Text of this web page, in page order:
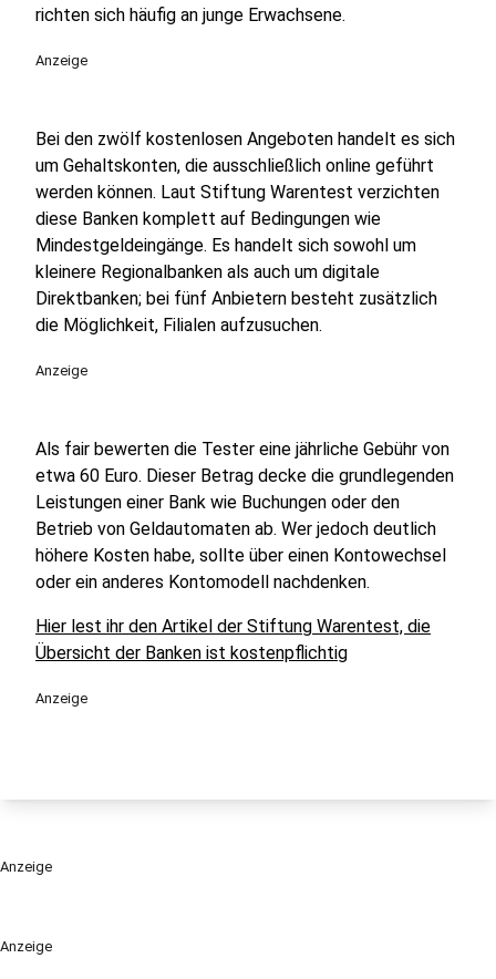
Anzeige
richten sich häufig an junge Erwachsene.
Anzeige
Bei den zwölf kostenlosen Angeboten handelt es sich
um Gehaltskonten, die ausschließlich online geführt
werden können. Laut Stiftung Warentest verzichten
diese Banken komplett auf Bedingungen wie
Mindestgeldeingänge. Es handelt sich sowohl um
kleinere Regionalbanken als auch um digitale
Direktbanken; bei fünf Anbietern besteht zusätzlich
die Möglichkeit, Filialen aufzusuchen.
Anzeige
Als fair bewerten die Tester eine jährliche Gebühr von
etwa 60 Euro. Dieser Betrag decke die grundlegenden
Leistungen einer Bank wie Buchungen oder den
Betrieb von Geldautomaten ab. Wer jedoch deutlich
höhere Kosten habe, sollte über einen Kontowechsel
oder ein anderes Kontomodell nachdenken.
Hier lest ihr den Artikel der Stiftung Warentest, die
Übersicht der Banken ist kostenpflichtig
Anzeige
Anzeige